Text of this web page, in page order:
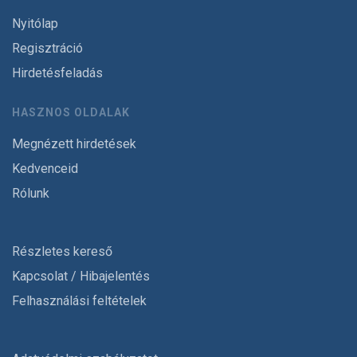
Nyitólap
Regisztráció
Hirdetésfeladás
HASZNOS OLDALAK
Megnézett hirdetések
Kedvenceid
Rólunk
Részletes kereső
Kapcsolat / Hibajelentés
Felhasználási feltételek